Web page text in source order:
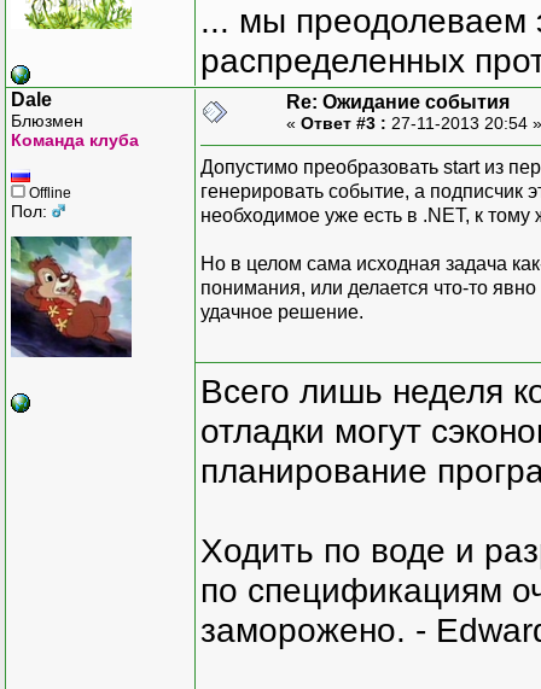
... мы преодолеваем
распределенных
Dale
Блюзмен
Команда клуба
Offline
Пол:
Re: Ожидание события
« Ответ #3 : 27-11-2013 20:54
Допустимо преобразовать start из
генерировать событие, а
необходимое уже есть в .NET, к
Но в целом сама исходная задача
понимания, или делается что-то
удачное решение.
Всего лишь неделя
отладки могут
планирование
Ходить по воде и
по спецификациям
заморожено. -